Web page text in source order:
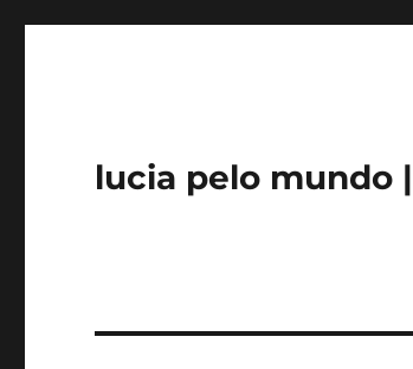
lucia pelo mundo